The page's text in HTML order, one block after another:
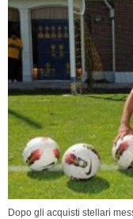
Dopo gli acquisti stellari